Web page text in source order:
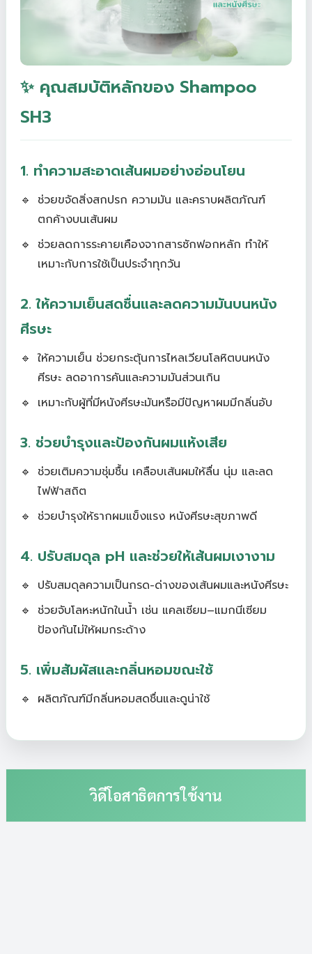
✨ คุณสมบัติหลักของ Shampoo
SH3
1. ทำความสะอาดเส้นผมอย่างอ่อนโยน
ช่วยขจัดสิ่งสกปรก ความมัน และคราบผลิตภัณฑ์
ตกค้างบนเส้นผม
ช่วยลดการระคายเคืองจากสารซักฟอกหลัก ทำให้
เหมาะกับการใช้เป็นประจำทุกวัน
2. ให้ความเย็นสดชื่นและลดความมันบนหนัง
ศีรษะ
ให้ความเย็น ช่วยกระตุ้นการไหลเวียนโลหิตบนหนัง
ศีรษะ ลดอาการคันและความมันส่วนเกิน
เหมาะกับผู้ที่มีหนังศีรษะมันหรือมีปัญหาผมมีกลิ่นอับ
3. ช่วยบำรุงและป้องกันผมแห้งเสีย
ช่วยเติมความชุ่มชื้น เคลือบเส้นผมให้ลื่น นุ่ม และลด
ไฟฟ้าสถิต
ช่วยบำรุงให้รากผมแข็งแรง หนังศีรษะสุขภาพดี
4. ปรับสมดุล pH และช่วยให้เส้นผมเงางาม
ปรับสมดุลความเป็นกรด-ด่างของเส้นผมและหนังศีรษะ
ช่วยจับโลหะหนักในน้ำ เช่น แคลเซียม–แมกนีเซียม
ป้องกันไม่ให้ผมกระด้าง
5. เพิ่มสัมผัสและกลิ่นหอมขณะใช้
ผลิตภัณฑ์มีกลิ่นหอมสดชื่นและดูน่าใช้
วิดีโอสาธิตการใช้งาน